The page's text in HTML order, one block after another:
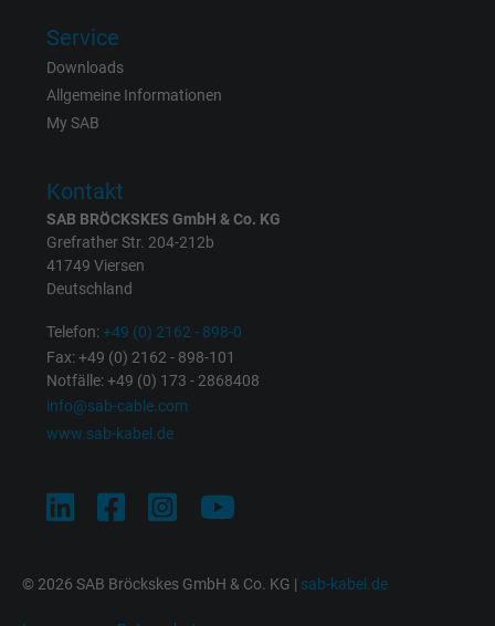
Anbieter
Laufzeit
Name m_pixel_ration, Facebook Pixel
Anbieter
Laufzeit 1 Jahr
Zweck
Cookie von Facebook für Website-Analyse,
Anzeigenausrichtung und
Anbieter Facebook Ireland Ltd.
Laufzeit 1 Jahr
Service
Downloads
Allgemeine Informationen
My SAB
Kontakt
SAB BRÖCKSKES GmbH & Co. KG
Grefrather Str. 204-212b
41749 Viersen
Deutschland
Telefon:+49 (0) 2162 - 898-0
Fax: +49 (0) 2162 - 898-101
Notfälle: +49 (0) 173 - 2868408
info@sab-cable.com
www.sab-kabel.de
© 2026 SAB Bröckskes GmbH & Co. KG | sab-kabel.de